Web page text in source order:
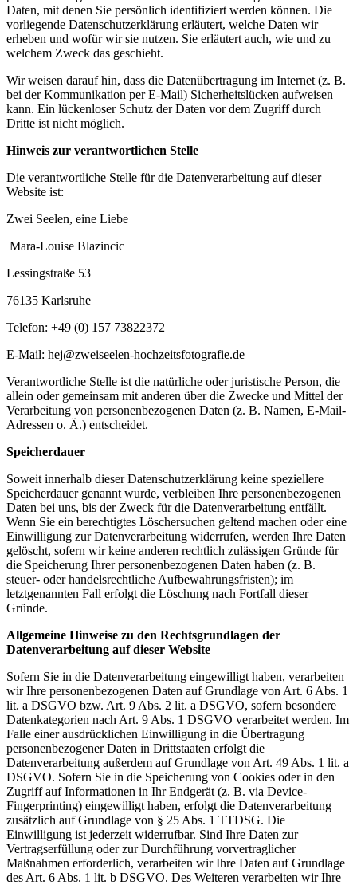
Daten, mit denen Sie persönlich identifiziert werden können. Die
vorliegende Datenschutzerklärung erläutert, welche Daten wir
erheben und wofür wir sie nutzen. Sie erläutert auch, wie und zu
welchem Zweck das geschieht.
Wir weisen darauf hin, dass die Datenübertragung im Internet (z. B.
bei der Kommunikation per E-Mail) Sicherheitslücken aufweisen
kann. Ein lückenloser Schutz der Daten vor dem Zugriff durch
Dritte ist nicht möglich.
Hinweis zur verantwortlichen Stelle
Die verantwortliche Stelle für die Datenverarbeitung auf dieser
Website ist:
Zwei Seelen, eine Liebe
Mara-Louise Blazincic
Lessingstraße 53
76135 Karlsruhe
Telefon: +49 (0) 157 73822372
E-Mail: hej@zweiseelen-hochzeitsfotografie.de
Verantwortliche Stelle ist die natürliche oder juristische Person, die
allein oder gemeinsam mit anderen über die Zwecke und Mittel der
Verarbeitung von personenbezogenen Daten (z. B. Namen, E-Mail-
Adressen o. Ä.) entscheidet.
Speicherdauer
Soweit innerhalb dieser Datenschutzerklärung keine speziellere
Speicherdauer genannt wurde, verbleiben Ihre personenbezogenen
Daten bei uns, bis der Zweck für die Datenverarbeitung entfällt.
Wenn Sie ein berechtigtes Löschersuchen geltend machen oder eine
Einwilligung zur Datenverarbeitung widerrufen, werden Ihre Daten
gelöscht, sofern wir keine anderen rechtlich zulässigen Gründe für
die Speicherung Ihrer personenbezogenen Daten haben (z. B.
steuer- oder handelsrechtliche Aufbewahrungsfristen); im
letztgenannten Fall erfolgt die Löschung nach Fortfall dieser
Gründe.
Allgemeine Hinweise zu den Rechtsgrundlagen der
Datenverarbeitung auf dieser Website
Sofern Sie in die Datenverarbeitung eingewilligt haben, verarbeiten
wir Ihre personenbezogenen Daten auf Grundlage von Art. 6 Abs. 1
lit. a DSGVO bzw. Art. 9 Abs. 2 lit. a DSGVO, sofern besondere
Datenkategorien nach Art. 9 Abs. 1 DSGVO verarbeitet werden. Im
Falle einer ausdrücklichen Einwilligung in die Übertragung
personenbezogener Daten in Drittstaaten erfolgt die
Datenverarbeitung außerdem auf Grundlage von Art. 49 Abs. 1 lit. a
DSGVO. Sofern Sie in die Speicherung von Cookies oder in den
Zugriff auf Informationen in Ihr Endgerät (z. B. via Device-
Fingerprinting) eingewilligt haben, erfolgt die Datenverarbeitung
zusätzlich auf Grundlage von § 25 Abs. 1 TTDSG. Die
Einwilligung ist jederzeit widerrufbar. Sind Ihre Daten zur
Vertragserfüllung oder zur Durchführung vorvertraglicher
Maßnahmen erforderlich, verarbeiten wir Ihre Daten auf Grundlage
des Art. 6 Abs. 1 lit. b DSGVO. Des Weiteren verarbeiten wir Ihre